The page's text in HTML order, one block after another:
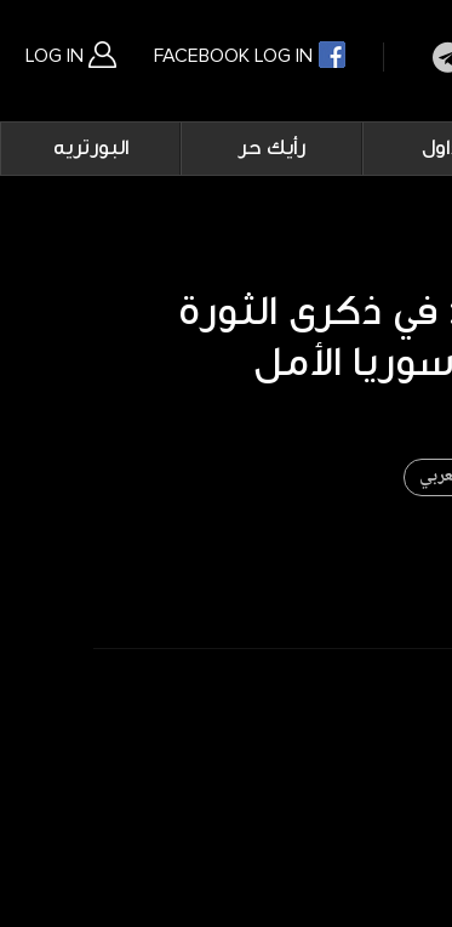
LOG IN FACEBOOK LOG IN
Main
navigation
رأيك حر البورتريه
ذكرى الثورة
الأمل